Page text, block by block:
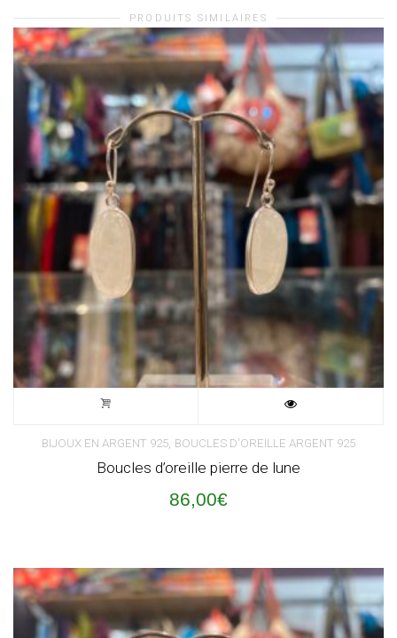
PRODUITS SIMILAIRES
BIJOUX EN ARGENT 925, BOUCLES D'OREILLE ARGENT 925
Boucles d’oreille pierre de lune
86,00€